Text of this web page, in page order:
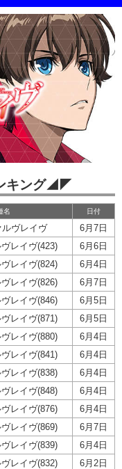
キング◢◤
名 日付
ルヴレイヴ
6月7日
ヴレイヴ(423)
6月6日
ヴレイヴ(824)
6月4日
ヴレイヴ(826)
6月7日
ヴレイヴ(846)
6月5日
ヴレイヴ(871)
6月5日
ヴレイヴ(880)
6月4日
ヴレイヴ(841)
6月4日
ヴレイヴ(838)
6月4日
ヴレイヴ(848)
6月4日
ヴレイヴ(876)
6月4日
ヴレイヴ(869)
6月7日
ヴレイヴ(839)
6月4日
ヴレイヴ(832)
6月2日